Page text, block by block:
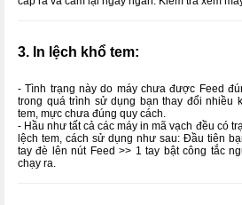
3. In lệch khổ tem:
- Tình trạng này do máy chưa được Feed
trong quá trình sử dụng bạn thay đổi nhiều
tem, mực chưa đúng quy cách.
- Hầu như tất cả các máy in mã vạch đều có
lệch tem, cách sử dụng như sau: Đầu tiên
tay đè lên nút Feed >> 1 tay bật công tắc
chạy ra.